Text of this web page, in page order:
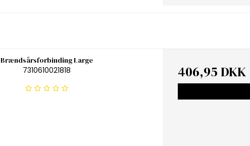
Brændsårsforbinding Large
7310610021818
406,95 DKK